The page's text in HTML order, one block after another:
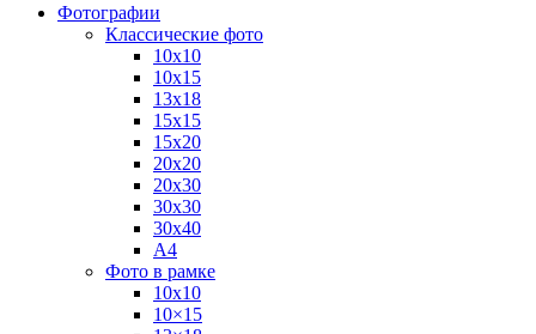
Фотографии
Классические фото
10х10
10х15
13х18
15х15
15х20
20х20
20х30
30х30
30х40
А4
Фото в рамке
10х10
10×15